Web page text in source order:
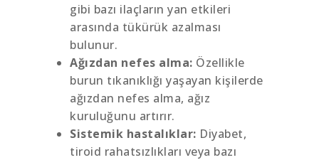
gibi bazı ilaçların yan etkileri
arasında tükürük azalması
bulunur.
Ağızdan nefes alma: Özellikle
burun tıkanıklığı yaşayan kişilerde
ağızdan nefes alma, ağız
kuruluğunu artırır.
Sistemik hastalıklar: Diyabet,
tiroid rahatsızlıkları veya bazı